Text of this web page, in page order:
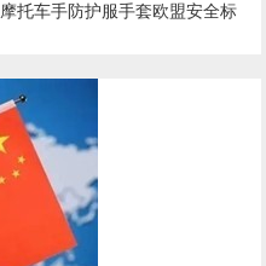
摩托车手防护服手套欧盟安全标